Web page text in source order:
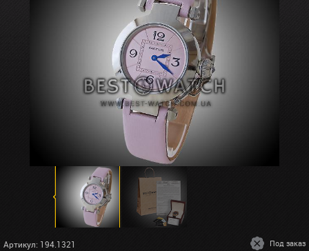
Артикул: 194.1321 Под заказ